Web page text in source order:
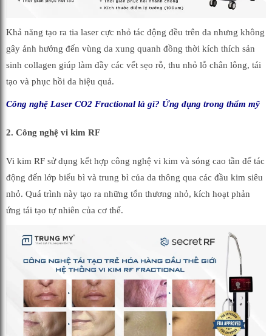
Khả năng tạo ra tia laser cực nhỏ tác động đều trên da nhưng không
gây ảnh hưởng đến vùng da xung quanh đồng thời kích thích sản
sinh collagen giúp làm đầy các vết sẹo rỗ, thu nhỏ lỗ chân lông, tái
tạo và phục hồi da hiệu quả.
Công nghệ Laser CO2 Fractional là gì? Ứng dụng trong thẩm mỹ
2. Công nghệ vi kim RF
Vi kim RF sử dụng kết hợp công nghệ vi kim và sóng cao tần để tác
động đến lớp biểu bì và trung bì của da thông qua các đầu kim siêu
nhỏ. Quá trình này tạo ra những tổn thương nhỏ, kích hoạt phản
ứng tái tạo tự nhiên của cơ thể.